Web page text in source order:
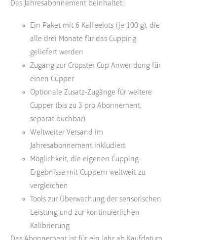
Das Jahresabonnement beinhaltet:
Ein Paket mit 6 Kaffeelots (je 100 g), die
alle drei Monate für das Cupping
geliefert werden
Zugang zur Cropster Cup Anwendung für
einen Cupper
Optionale Zusatz-Zugänge für weitere
Cupper (bis zu 3 pro Abonnement,
separat buchbar)
Weltweiter Versand im
Jahresabonnement inkludiert
Möglichkeit, die eigenen Cupping-
Ergebnisse mit Cuppern weltweit zu
vergleichen
Tools zur Überwachung der sensorischen
Leistung und zur kontinuierlichen
Kalibrierung